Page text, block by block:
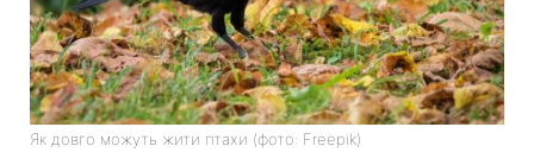
Як довго можуть жити птахи (фото: Freepik)